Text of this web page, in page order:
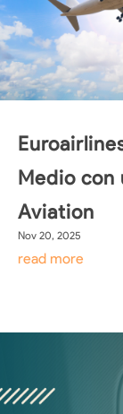
Medio con
Aviation
Nov 20, 2025
read more